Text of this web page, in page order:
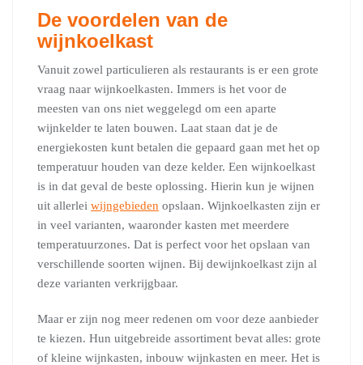
De voordelen van de
wijnkoelkast
Vanuit zowel particulieren als restaurants is er een grote
vraag naar wijnkoelkasten. Immers is het voor de
meesten van ons niet weggelegd om een aparte
wijnkelder te laten bouwen. Laat staan dat je de
energiekosten kunt betalen die gepaard gaan met het op
temperatuur houden van deze kelder. Een wijnkoelkast
is in dat geval de beste oplossing. Hierin kun je wijnen
uit allerlei wijngebieden opslaan. Wijnkoelkasten zijn er
in veel varianten, waaronder kasten met meerdere
temperatuurzones. Dat is perfect voor het opslaan van
verschillende soorten wijnen. Bij dewijnkoelkast zijn al
deze varianten verkrijgbaar.
Maar er zijn nog meer redenen om voor deze aanbieder
te kiezen. Hun uitgebreide assortiment bevat alles: grote
of kleine wijnkasten, inbouw wijnkasten en meer. Het is